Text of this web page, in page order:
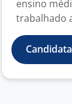
ensino
trabalhado